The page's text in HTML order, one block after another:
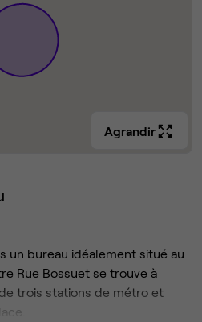
Agrandir
un bureau idéalement situé au
Rue Bossuet se trouve à
trois stations de métro et